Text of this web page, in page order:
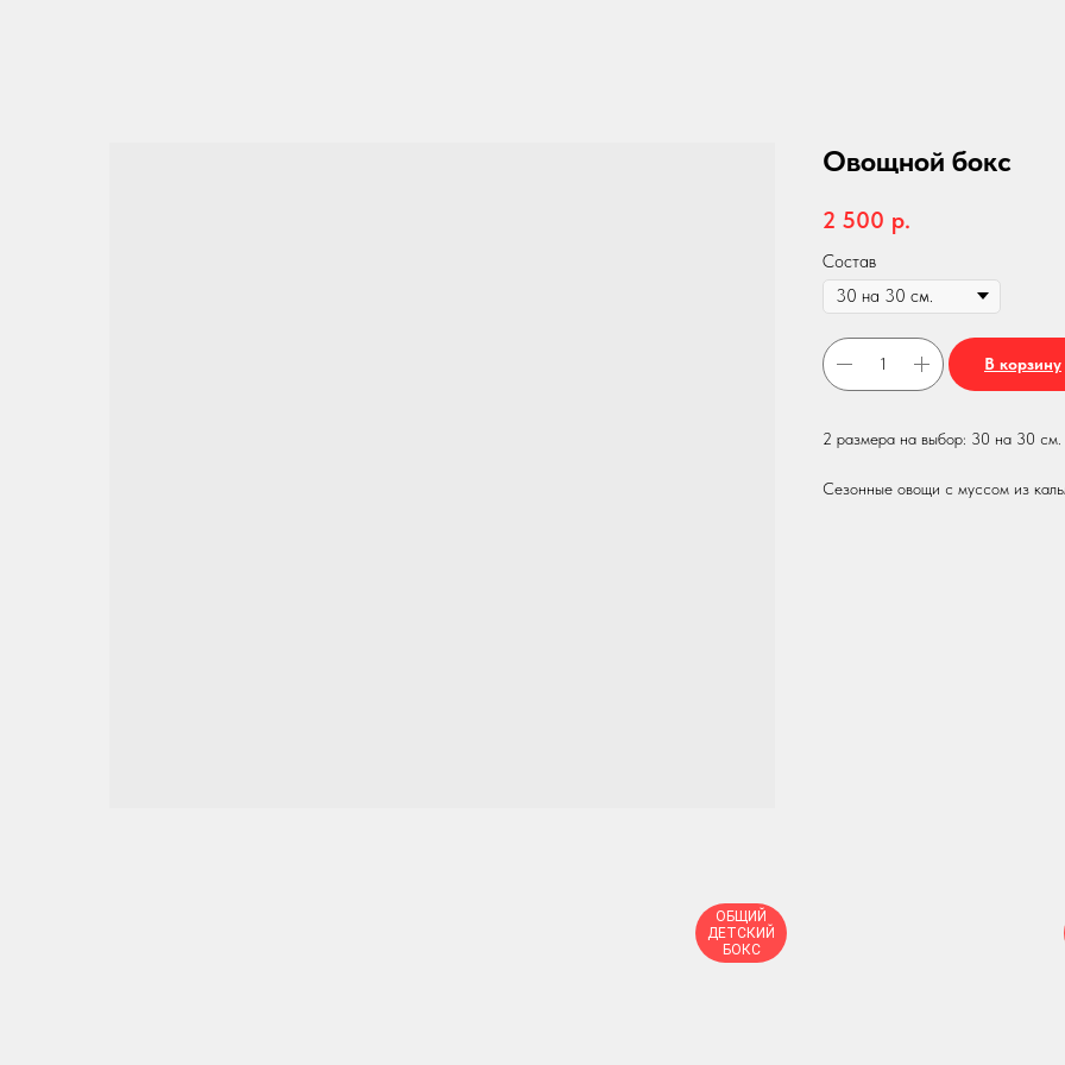
Овощной бокс
2 500 р.
Состав
В корзину
2 размера на выбор: 30 на 30
Сезонные овощи с муссом из
ОБЩИЙ
ДЕТСКИЙ
БОКС